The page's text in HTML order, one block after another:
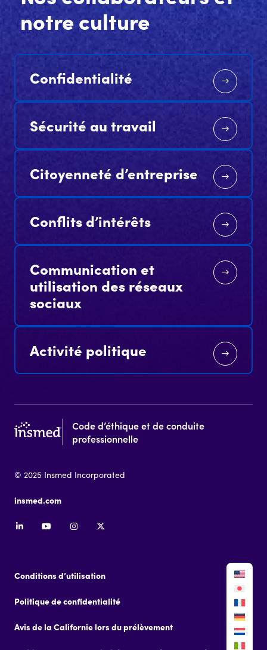
notre culture
Confidentialité
Sécurité au travail
Citoyenneté d’entreprise
Conflits d’intérêts
Communication et
utilisation des réseaux
sociaux
Activité politique
Code d’éthique et de conduite
professionnelle
© 2025 Insmed Incorporated
insmed.com
Conditions d’utilisation
Politique de confidentialité
Avis de la Californie lors du prélèvement